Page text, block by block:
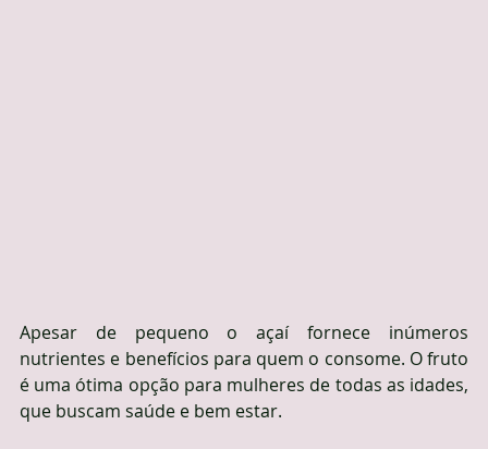
Apesar de pequeno o açaí fornece inúmeros
nutrientes e benefícios para quem o consome. O fruto
é uma ótima opção para mulheres de todas as idades,
que buscam saúde e bem estar.